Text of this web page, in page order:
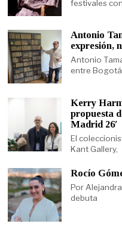
festivales
Antonio
expresión,
Antonio
entre
Kerry
propuesta
Madrid 26′
El
Kant Gallery,
Rocío
Por
debuta